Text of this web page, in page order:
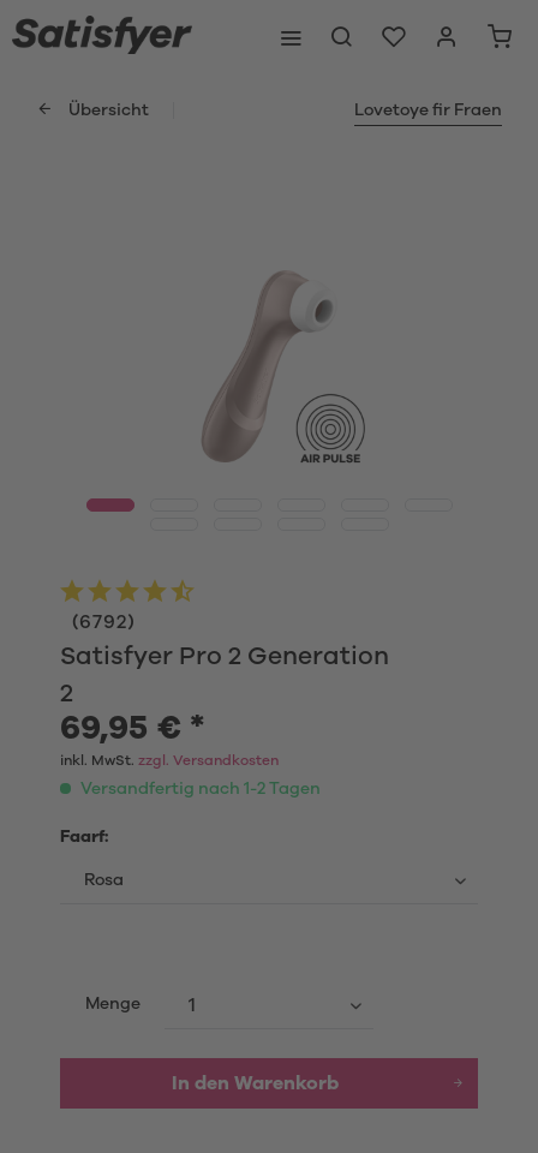
Übersicht Lovetoye fir Fraen
Satisfyer Pro 2 Generation
2
(6792)
69,95 € *
inkl. MwSt. zzgl. Versandkosten
Versandfertig nach 1-2 Tagen
Faarf:
Menge
In den Warenkorb